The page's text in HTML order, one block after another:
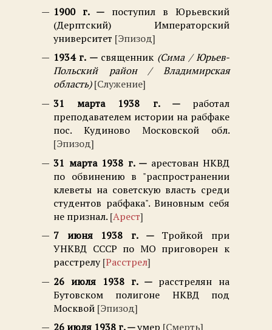
1900 г.
поступил в Юрьевский
(Дерптский) Императорский
университет Эпизод
1934 г.
священник Сима / Юрьев-
Польский район / Владимирская
область
Служение
31 марта 1938 г.
работал
преподавателем истории на рабфаке
пос. Кудиново Московской обл.
Эпизод
31 марта 1938 г.
арестован НКВД
по обвинению в "распространении
клеветы на советскую власть среди
студентов рабфака". Виновным себя
не признал. Арест
7 июня 1938 г.
Тройкой при
УНКВД СССР по МО приговорен к
расстрелу Расстрел
26 июля 1938 г.
расстрелян на
Бутовском полигоне НКВД под
Москвой Эпизод
26 июля 1938 г.
умер Смерть